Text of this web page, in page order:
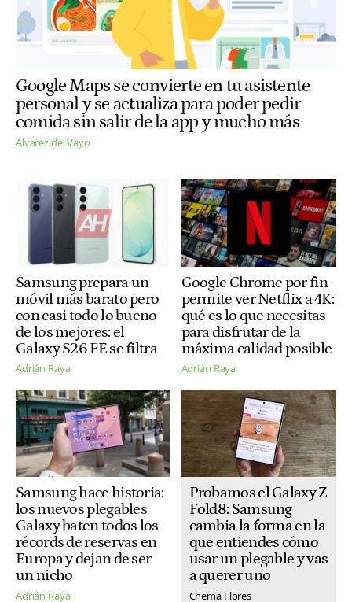
Google Maps se convierte en tu asistente
personal y se actualiza para poder pedir
comida sin salir de la app y mucho más
Alvarez del Vayo
Samsung prepara un
móvil más barato pero
con casi todo lo bueno
de los mejores: el
Galaxy S26 FE se filtra
Adrián Raya
Google Chrome por fin
permite ver Netflix a 4K:
qué es lo que necesitas
para disfrutar de la
máxima calidad posible
Adrián Raya
Samsung hace historia:
los nuevos plegables
Galaxy baten todos los
récords de reservas en
Europa y dejan de ser
un nicho
Adrián Raya
Probamos el Galaxy Z
Fold8: Samsung
cambia la forma en la
que entiendes cómo
usar un plegable y vas
a querer uno
Chema Flores